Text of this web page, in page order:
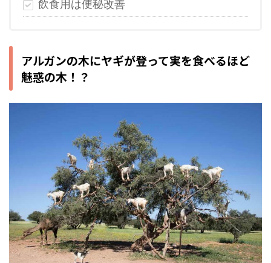
飲食用は便秘改善
アルガンの木にヤギが登って実を食べるほど
魅惑の木！？